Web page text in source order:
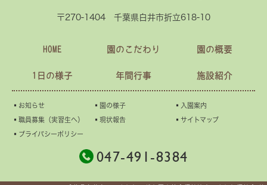
〒270-1404 千葉県白井市折立618-10
HOME 園のこだわり 園の概要
1日の様子 年間行事 施設紹介
▪︎お知らせ ▪︎園の様子 ▪︎入園案内
▪︎職員募集（実習生へ） ▪︎現状報告 ▪︎サイトマップ
▪︎プライバシーポリシー
047-491-8384